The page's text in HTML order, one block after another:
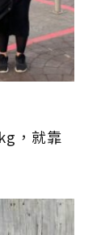
，就靠